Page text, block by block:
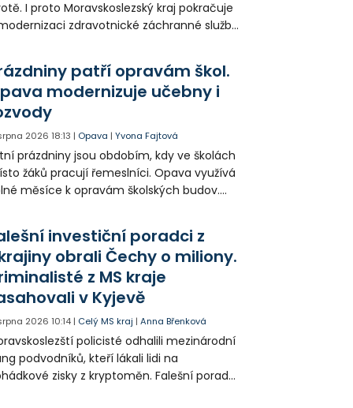
I proto Moravskoslezský kraj pokračuje
zdravotnické záchranné služby
patří opravám škol.
modernizuje učebny i
2026 18:13 | Opava |Yvona Fajtová
prázdniny jsou obdobím, kdy ve školách
žáků pracují řemeslníci. Opava využívá
měsíce k opravám školských budov.
investiční poradci z
obrali Čechy o miliony.
z MS kraje
v Kyjevě
2026 10:14 | Celý MS kraj |Anna Břenková
policisté odhalili mezinárodní
podvodníků, kteří lákali lidi na
zisky z kryptoměn. Falešní poradci